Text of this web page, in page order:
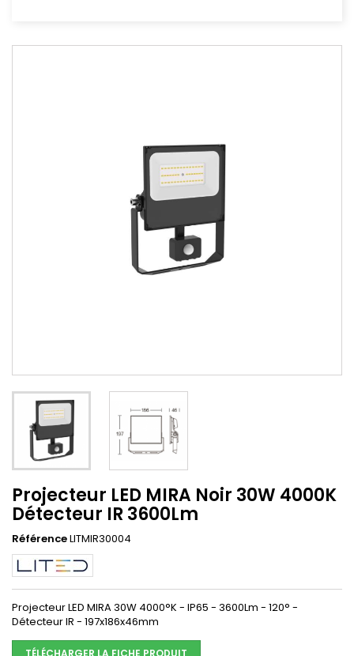
Projecteur LED MIRA Noir 30W 4000K
Détecteur IR 3600Lm
RéférenceLITMIR30004
Projecteur LED MIRA 30W 4000°K - IP65 - 3600Lm - 120° -
Détecteur IR - 197x186x46mm
TÉLÉCHARGER LA FICHE PRODUIT